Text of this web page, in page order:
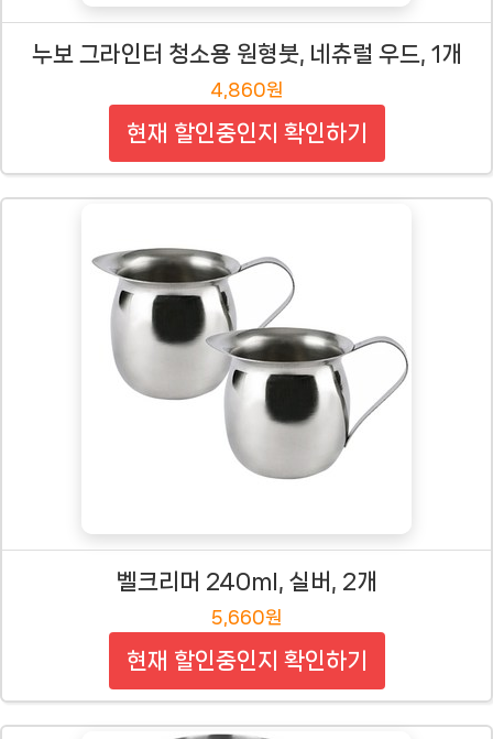
누보 그라인터 청소용 원형붓, 네츄럴 우드, 1개
4,860원
현재 할인중인지 확인하기
벨크리머 240ml, 실버, 2개
5,660원
현재 할인중인지 확인하기